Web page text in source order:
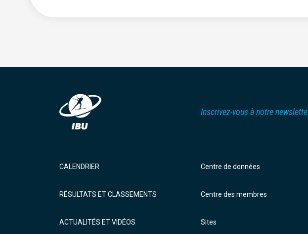
Inscrivez-vous à notre
CALENDRIER
RÉSULTATS ET CLASSEMENTS
ACTUALITÉS ET VIDÉOS
Centre de données
Centre des membres
Sites